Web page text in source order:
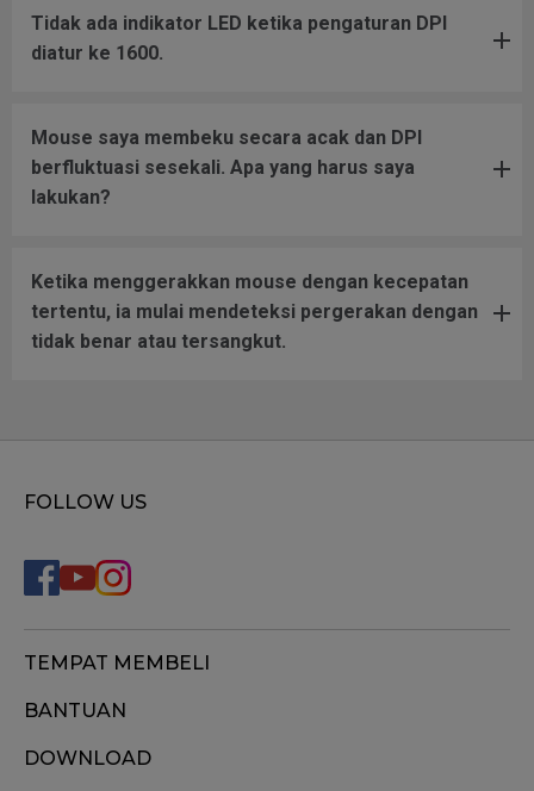
Tidak ada indikator LED ketika pengaturan DPI
diatur ke 1600.
Mouse saya membeku secara acak dan DPI
berfluktuasi sesekali. Apa yang harus saya
lakukan?
Ketika menggerakkan mouse dengan kecepatan
tertentu, ia mulai mendeteksi pergerakan dengan
tidak benar atau tersangkut.
FOLLOW US
TEMPAT MEMBELI
BANTUAN
DOWNLOAD